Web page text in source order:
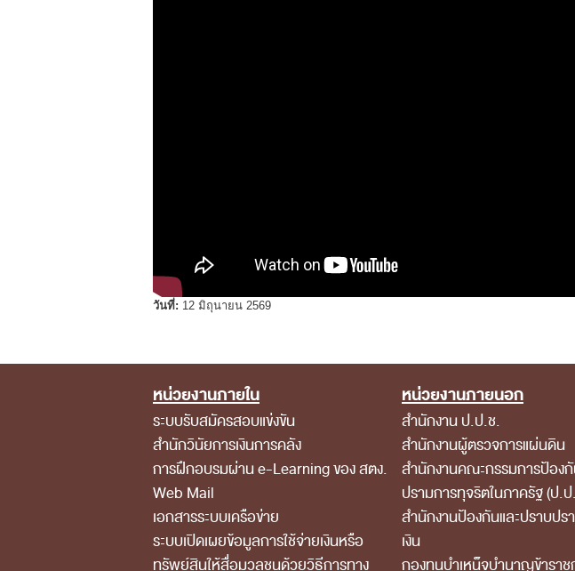
วันที่: 12 มิถุนายน 2569
Footer Menu
หน่วยงานภายใน
ระบบรับสมัครสอบแข่งขัน
สำนักวินัยการเงินการคลัง
การฝึกอบรมผ่าน e-Learning ของ สตง.
Web Mail
เอกสารระบบเครือข่าย
ระบบเปิดเผยข้อมูลการใช้จ่ายเงินหรือ
ทรัพย์สินให้สื่อมวลชนด้วยวิธีการทาง
หน่วยงานภายนอก
สำนักงาน ป.ป.ช.
สำนักงานผู้ตรวจการแผ่นดิน
สำนักงานคณะกรรมการป้อง
ปรามการทุจริตในภาครัฐ (ป.
สำนักงานป้องกันและปราบป
เงิน
กองทุนบำเหน็จบำนาญข้าราช